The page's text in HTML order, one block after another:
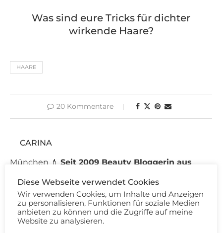
Was sind eure Tricks für dichter
wirkende Haare?
HAARE
20 Kommentare
CARINA
München 💄 Seit 2009 Beauty Bloggerin aus
Professional Make-up & Hair Artist - Weltreisende
Diese Webseite verwendet Cookies
Wir verwenden Cookies, um Inhalte und Anzeigen
zu personalisieren, Funktionen für soziale Medien
anbieten zu können und die Zugriffe auf meine
Website zu analysieren.